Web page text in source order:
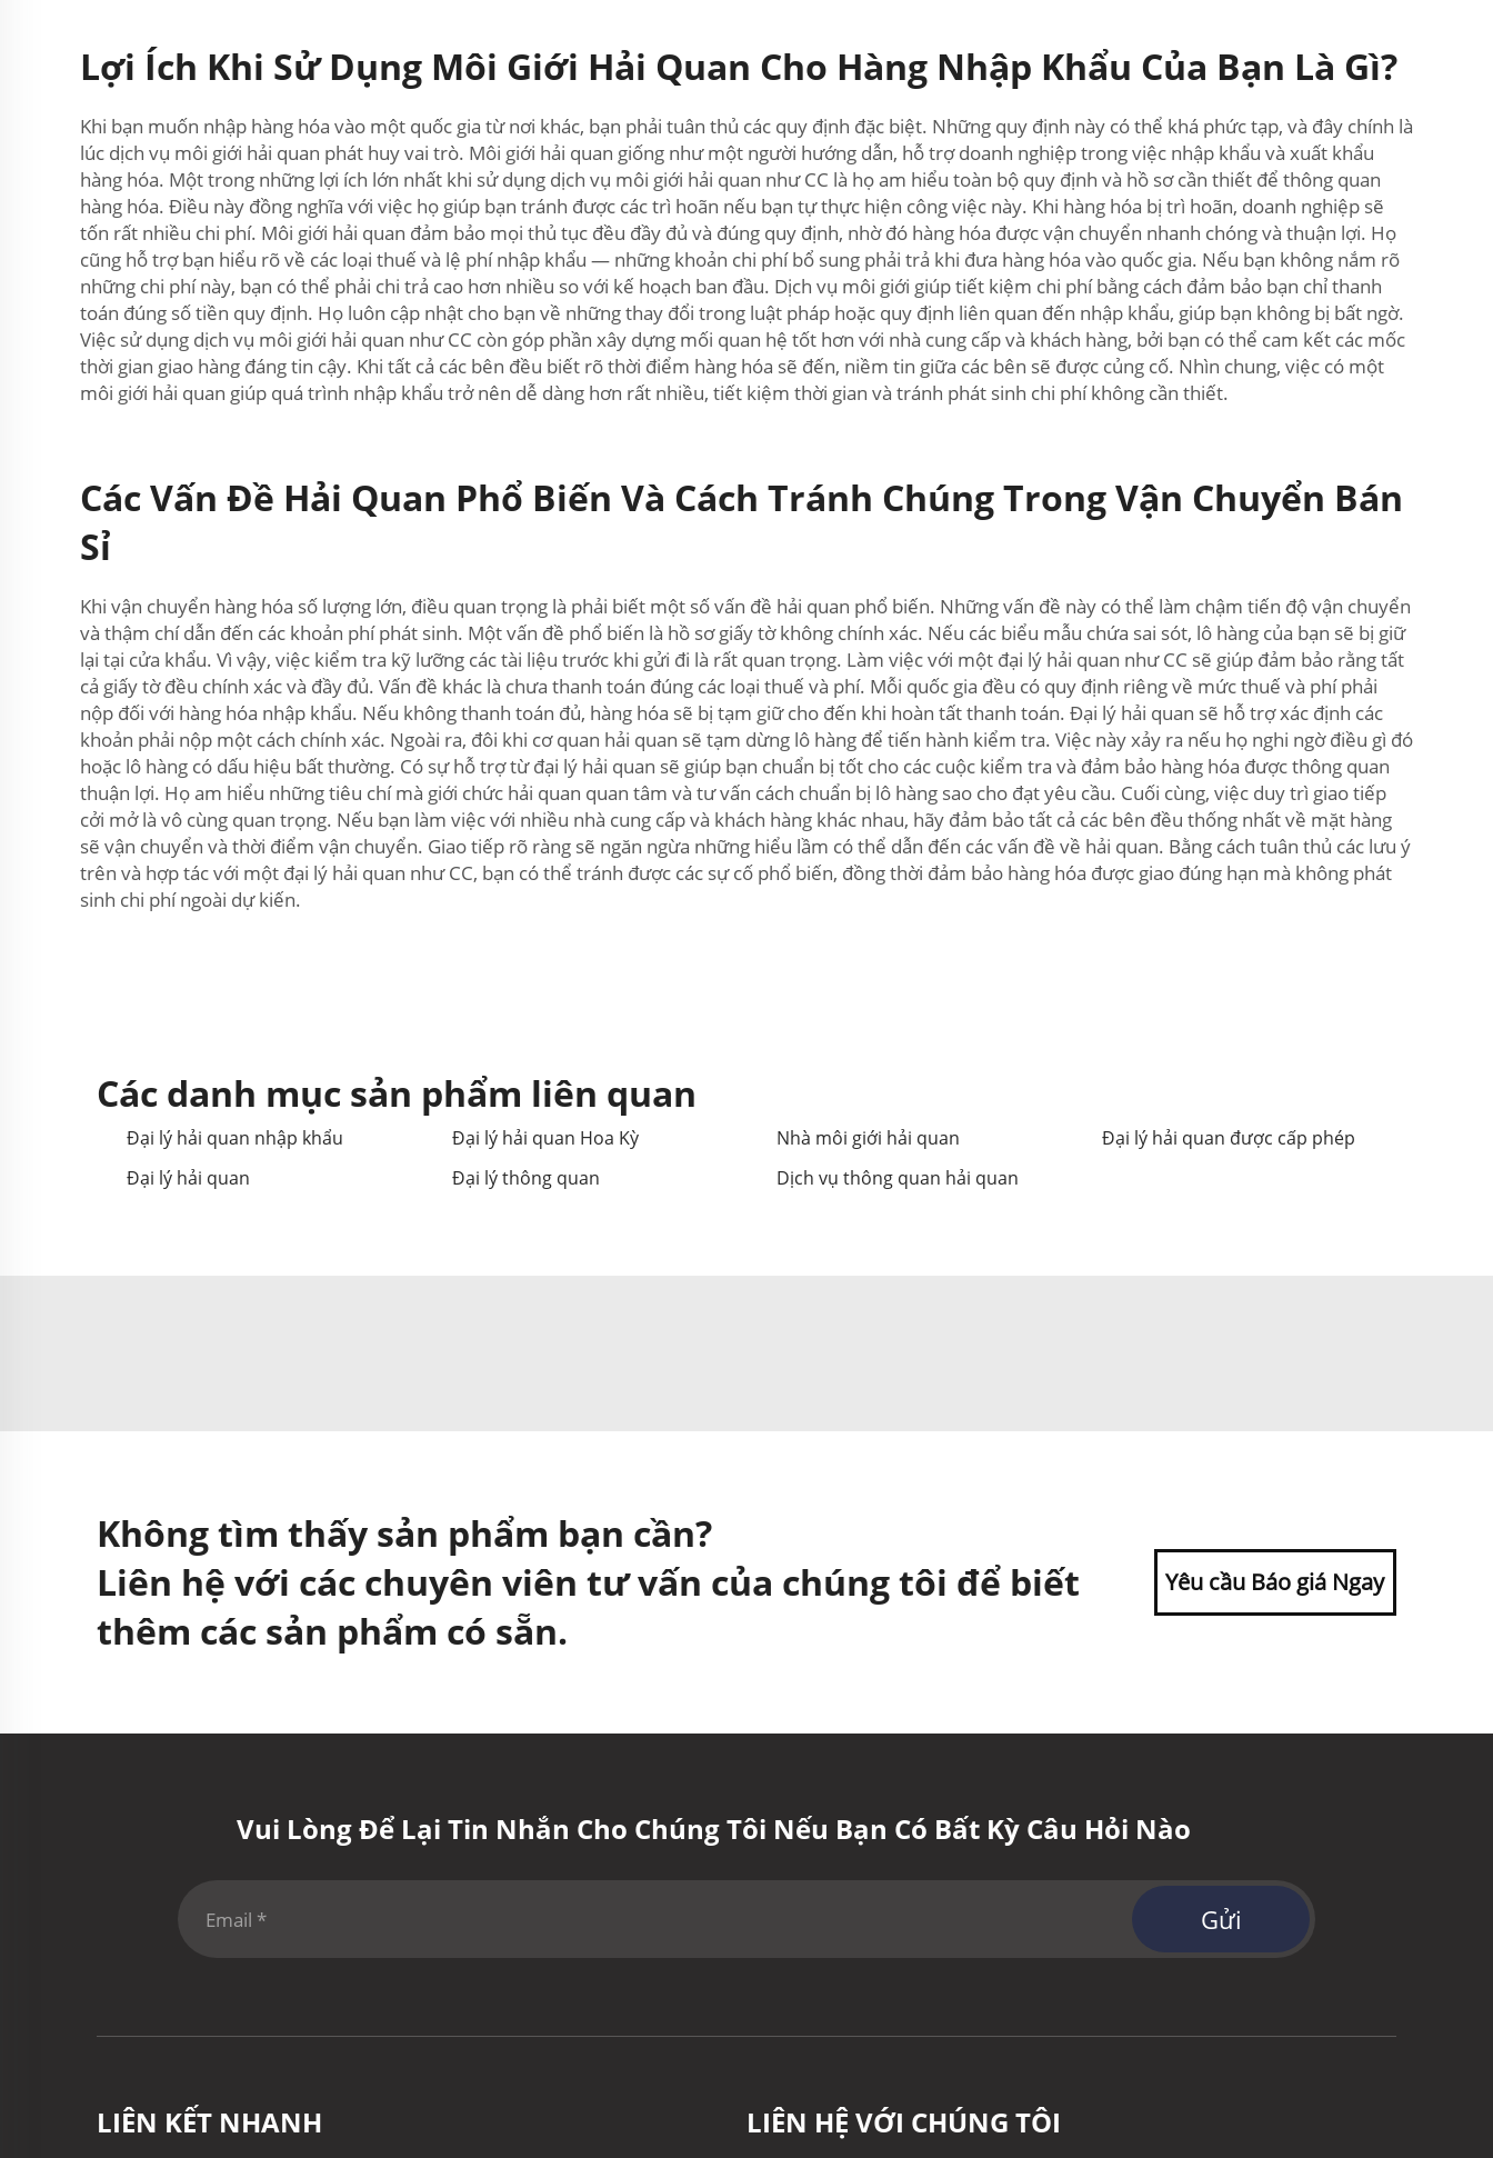
Lợi Ích Khi Sử Dụng Môi Giới Hải Quan Cho Hàng Nhập Khẩu Của Bạn Là Gì?
Khi bạn muốn nhập hàng hóa vào một quốc gia từ nơi khác, bạn phải tuân thủ các quy định đặc biệt. Những quy định này có thể khá phức tạp, và đây chính là
lúc dịch vụ môi giới hải quan phát huy vai trò. Môi giới hải quan giống như một người hướng dẫn, hỗ trợ doanh nghiệp trong việc nhập khẩu và xuất khẩu
hàng hóa. Một trong những lợi ích lớn nhất khi sử dụng dịch vụ môi giới hải quan như CC là họ am hiểu toàn bộ quy định và hồ sơ cần thiết để thông quan
hàng hóa. Điều này đồng nghĩa với việc họ giúp bạn tránh được các trì hoãn nếu bạn tự thực hiện công việc này. Khi hàng hóa bị trì hoãn, doanh nghiệp sẽ
tốn rất nhiều chi phí. Môi giới hải quan đảm bảo mọi thủ tục đều đầy đủ và đúng quy định, nhờ đó hàng hóa được vận chuyển nhanh chóng và thuận lợi. Họ
cũng hỗ trợ bạn hiểu rõ về các loại thuế và lệ phí nhập khẩu — những khoản chi phí bổ sung phải trả khi đưa hàng hóa vào quốc gia. Nếu bạn không nắm rõ
những chi phí này, bạn có thể phải chi trả cao hơn nhiều so với kế hoạch ban đầu. Dịch vụ môi giới giúp tiết kiệm chi phí bằng cách đảm bảo bạn chỉ thanh
toán đúng số tiền quy định. Họ luôn cập nhật cho bạn về những thay đổi trong luật pháp hoặc quy định liên quan đến nhập khẩu, giúp bạn không bị bất ngờ.
Việc sử dụng dịch vụ môi giới hải quan như CC còn góp phần xây dựng mối quan hệ tốt hơn với nhà cung cấp và khách hàng, bởi bạn có thể cam kết các mốc
thời gian giao hàng đáng tin cậy. Khi tất cả các bên đều biết rõ thời điểm hàng hóa sẽ đến, niềm tin giữa các bên sẽ được củng cố. Nhìn chung, việc có một
môi giới hải quan giúp quá trình nhập khẩu trở nên dễ dàng hơn rất nhiều, tiết kiệm thời gian và tránh phát sinh chi phí không cần thiết.
Các Vấn Đề Hải Quan Phổ Biến Và Cách Tránh Chúng Trong Vận Chuyển Bán
Sỉ
Khi vận chuyển hàng hóa số lượng lớn, điều quan trọng là phải biết một số vấn đề hải quan phổ biến. Những vấn đề này có thể làm chậm tiến độ vận chuyển
và thậm chí dẫn đến các khoản phí phát sinh. Một vấn đề phổ biến là hồ sơ giấy tờ không chính xác. Nếu các biểu mẫu chứa sai sót, lô hàng của bạn sẽ bị giữ
lại tại cửa khẩu. Vì vậy, việc kiểm tra kỹ lưỡng các tài liệu trước khi gửi đi là rất quan trọng. Làm việc với một đại lý hải quan như CC sẽ giúp đảm bảo rằng tất
cả giấy tờ đều chính xác và đầy đủ. Vấn đề khác là chưa thanh toán đúng các loại thuế và phí. Mỗi quốc gia đều có quy định riêng về mức thuế và phí phải
nộp đối với hàng hóa nhập khẩu. Nếu không thanh toán đủ, hàng hóa sẽ bị tạm giữ cho đến khi hoàn tất thanh toán. Đại lý hải quan sẽ hỗ trợ xác định các
khoản phải nộp một cách chính xác. Ngoài ra, đôi khi cơ quan hải quan sẽ tạm dừng lô hàng để tiến hành kiểm tra. Việc này xảy ra nếu họ nghi ngờ điều gì đó
hoặc lô hàng có dấu hiệu bất thường. Có sự hỗ trợ từ đại lý hải quan sẽ giúp bạn chuẩn bị tốt cho các cuộc kiểm tra và đảm bảo hàng hóa được thông quan
thuận lợi. Họ am hiểu những tiêu chí mà giới chức hải quan quan tâm và tư vấn cách chuẩn bị lô hàng sao cho đạt yêu cầu. Cuối cùng, việc duy trì giao tiếp
cởi mở là vô cùng quan trọng. Nếu bạn làm việc với nhiều nhà cung cấp và khách hàng khác nhau, hãy đảm bảo tất cả các bên đều thống nhất về mặt hàng
sẽ vận chuyển và thời điểm vận chuyển. Giao tiếp rõ ràng sẽ ngăn ngừa những hiểu lầm có thể dẫn đến các vấn đề về hải quan. Bằng cách tuân thủ các lưu ý
trên và hợp tác với một đại lý hải quan như CC, bạn có thể tránh được các sự cố phổ biến, đồng thời đảm bảo hàng hóa được giao đúng hạn mà không phát
sinh chi phí ngoài dự kiến.
Các danh mục sản phẩm liên quan
Đại lý hải quan nhập khẩu Đại lý hải quan Hoa Kỳ Nhà môi giới hải quan
Đại lý hải quan được cấp phép
Đại lý hải quan
Đại lý thông quan Dịch vụ thông quan hải quan
Không tìm thấy sản phẩm bạn cần?
Liên hệ với các chuyên viên tư vấn của chúng tôi để biết
thêm các sản phẩm có sẵn.
Yêu cầu Báo giá Ngay
Vui Lòng Để Lại Tin Nhắn Cho Chúng Tôi Nếu Bạn Có Bất Kỳ Câu Hỏi Nào
Gửi
LIÊN KẾT NHANH LIÊN HỆ VỚI CHÚNG TÔI